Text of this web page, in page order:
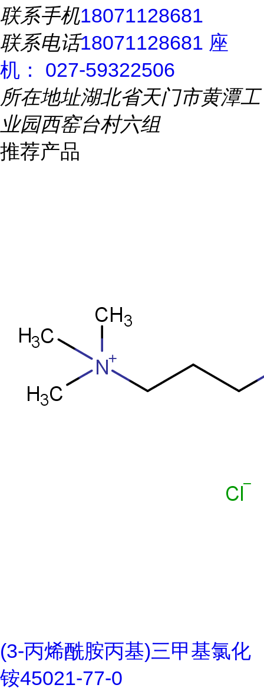
联系手机18071128681
联系电话18071128681 座
机： 027-59322506
所在地址湖北省天门市黄潭工
业园西窑台村六组
推荐产品
(3-丙烯酰胺丙基)三甲基氯化
铵45021-77-0